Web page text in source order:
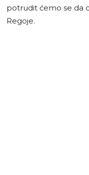
potrudit ćemo se da
Regoje.